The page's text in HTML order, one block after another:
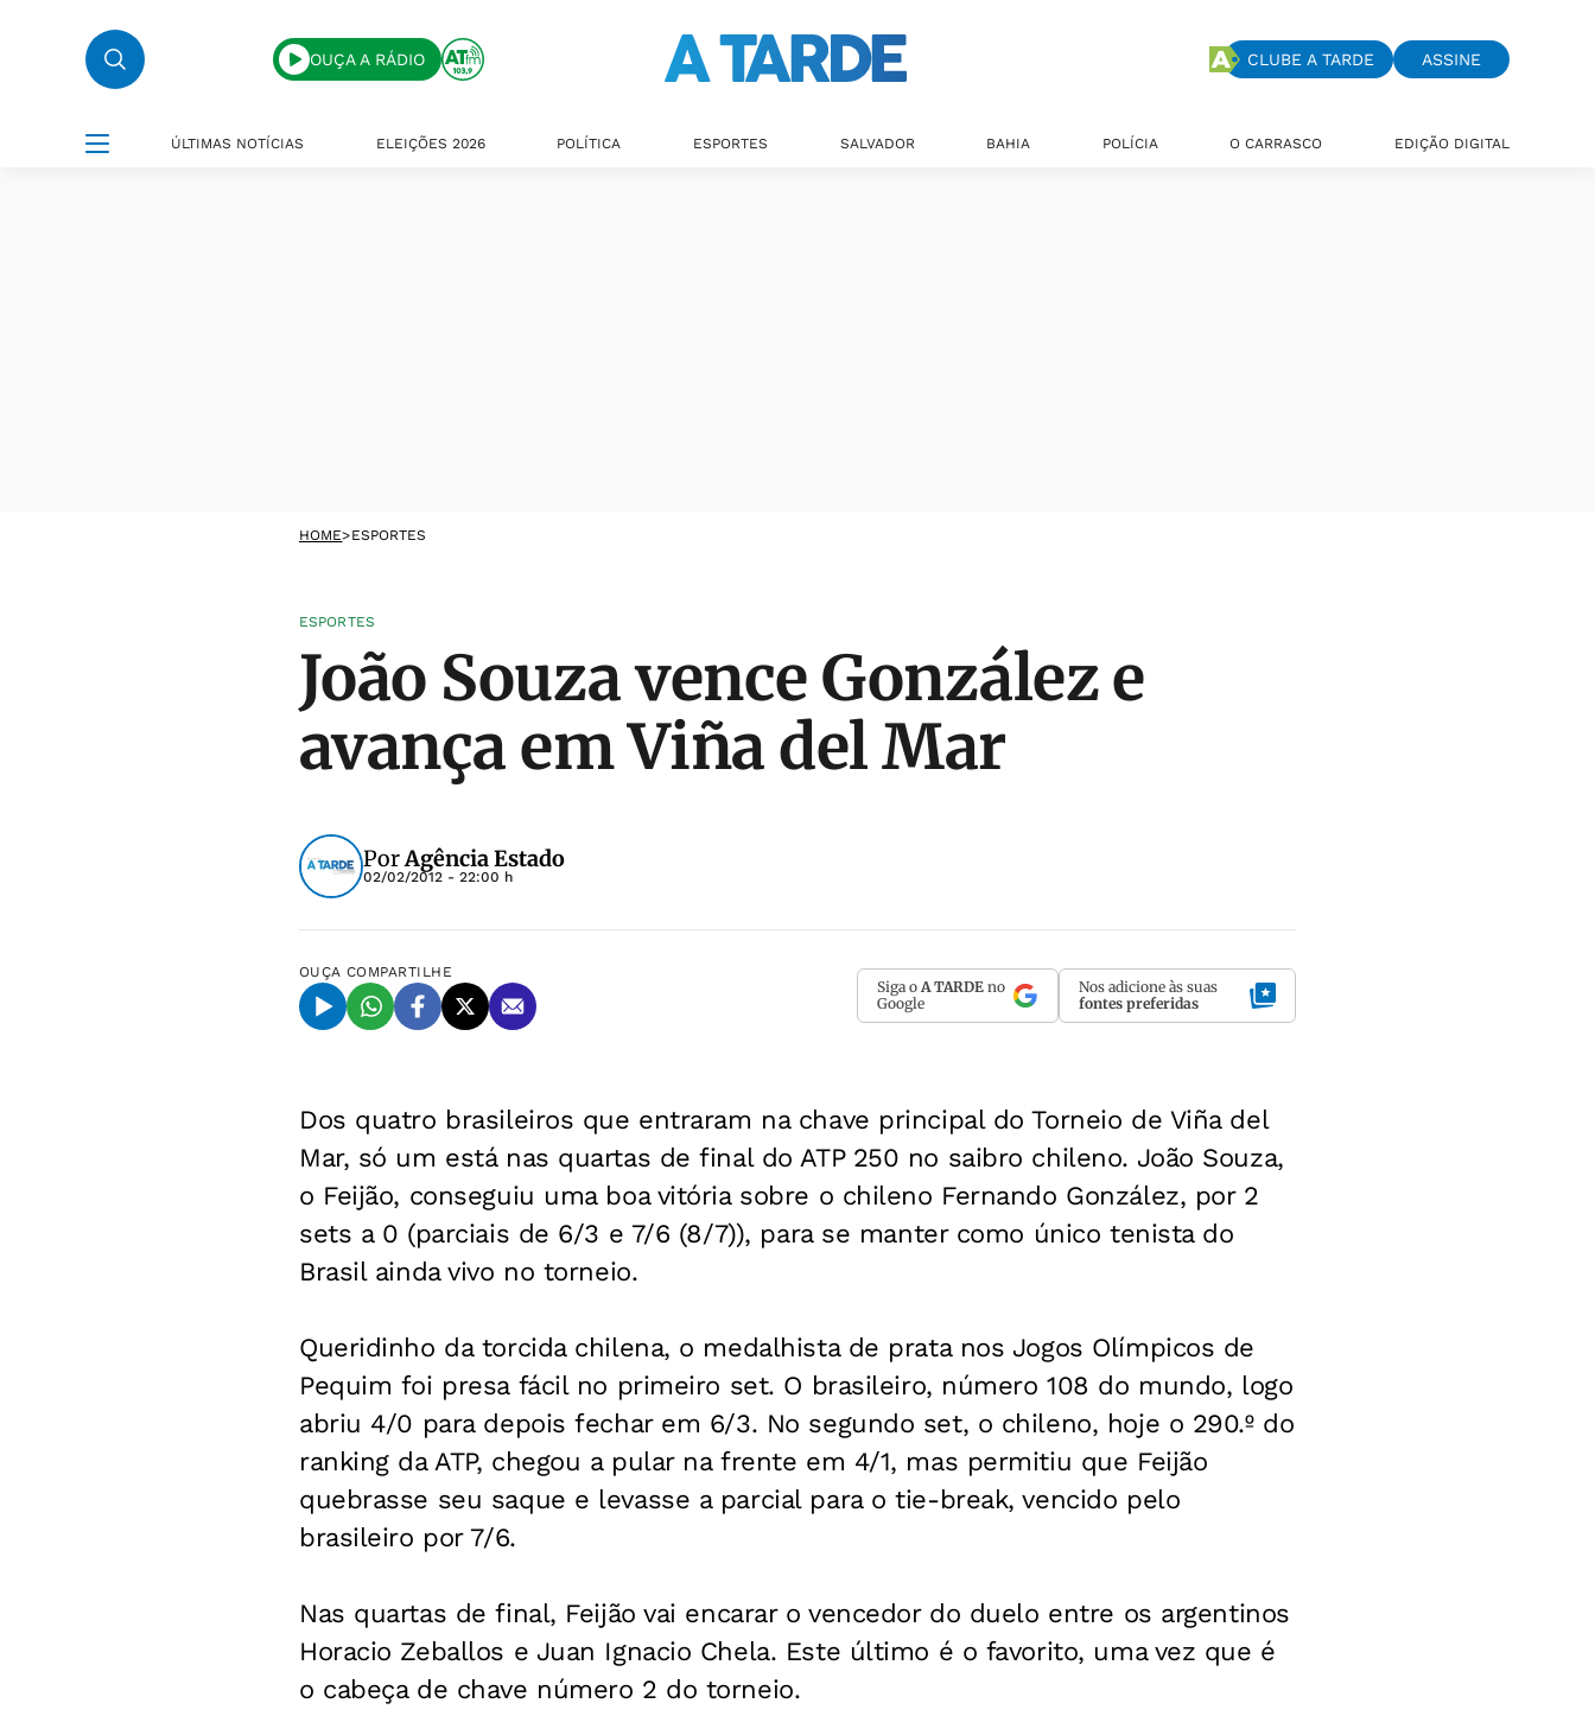
OUÇA A RÁDIO CLUBE A TARDE ASSINE
ÚLTIMAS NOTÍCIAS ELEIÇÕES 2026 POLÍTICA ESPORTES SALVADOR BAHIA POLÍCIA O CARRASCO EDIÇÃO DIGITAL
HOME>ESPORTES
ESPORTES
João Souza vence González e
avança em Viña del Mar
PorAgência Estado
02/02/2012 - 22:00 h
OUÇA COMPARTILHE
Siga o A TARDE no
Google
Nos adicione às suas
fontes preferidas
Dos quatro brasileiros que entraram na chave principal do Torneio de Viña del
Mar, só um está nas quartas de final do ATP 250 no saibro chileno. João Souza,
o Feijão, conseguiu uma boa vitória sobre o chileno Fernando González, por 2
sets a 0 (parciais de 6/3 e 7/6 (8/7)), para se manter como único tenista do
Brasil ainda vivo no torneio.
Queridinho da torcida chilena, o medalhista de prata nos Jogos Olímpicos de
Pequim foi presa fácil no primeiro set. O brasileiro, número 108 do mundo, logo
abriu 4/0 para depois fechar em 6/3. No segundo set, o chileno, hoje o 290.º do
ranking da ATP, chegou a pular na frente em 4/1, mas permitiu que Feijão
quebrasse seu saque e levasse a parcial para o tie-break, vencido pelo
brasileiro por 7/6.
Nas quartas de final, Feijão vai encarar o vencedor do duelo entre os argentinos
Horacio Zeballos e Juan Ignacio Chela. Este último é o favorito, uma vez que é
o cabeça de chave número 2 do torneio.